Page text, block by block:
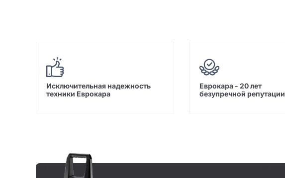
Исключительная надежность
техники Еврокара
Еврокара - 20 лет
безупречной репутации